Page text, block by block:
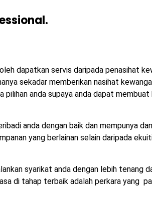
dapatkan servis daripada penasihat
sekadar memberikan nasihat
pilihan anda supaya anda dapat
anda dengan baik dan mempunya
yang berlainan selain daripada
syarikat anda dengan lebih tenang
di tahap terbaik adalah perkara yang